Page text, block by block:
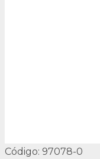
Código: 97078-0